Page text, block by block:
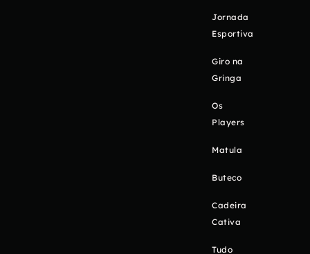
Jornada
Esportiva
Giro na
Gringa
Os
Players
Matula
Buteco
Cadeira
Cativa
Tudo